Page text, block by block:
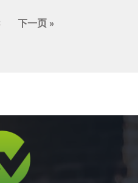
下一页 »